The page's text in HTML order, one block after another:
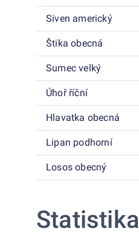
Siven americký
Štika obecná
Sumec velký
Úhoř říční
Hlavatka obecná
Lipan podhorní
Losos obecný
Statistika